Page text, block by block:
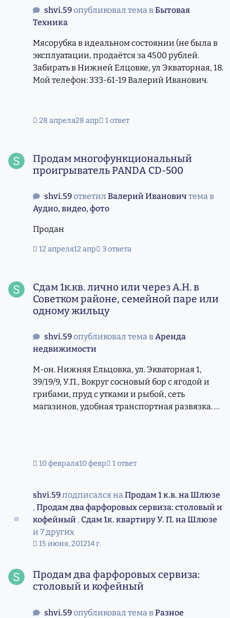
shvi.59опубликовал тема вБытовая
Техника
Мясорубка в идеальном состоянии (не была в
эксплуатации, продаётся за 4500 рублей.
Забирать в Нижней Елцовке, ул Экваторная, 18.
Мой телефон: 333-61-19 Валерий Иванович.
28 апреля28 апр 1 ответ
Продам многофункциональный
проигрыватель PANDA CD-500
shvi.59ответилВалерий Ивановичтема в
Аудио, видео, фото
Продан
12 апреля12 апр 3 ответа
Сдам 1к.кв. лично или через А.Н. в
Советком районе, семейной паре или
одному жильцу
shvi.59опубликовал тема вАренда
недвижимости
М-он. Нижняя Ельцовка, ул. Экваторная 1,
39/19/9, У.П., Вокруг сосновый бор с ягодой и
грибами, пруд с утками и рыбой, сеть
магазинов, удобная транспортная развязка. В
10 февраля10 февр 1 ответ
shvi.59подписался на Продам 1 к.в. на Шлюзе
, Продам два фарфоровых сервиза: столовый и
кофейный , Сдам 1к. квартиру У. П. на Шлюзе
и 7 других
15 июня, 201214 г.
Продам два фарфоровых сервиза:
столовый и кофейный
shvi.59опубликовал тема вРазное